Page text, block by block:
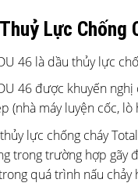
Lực Chống
46 là dầu thủy lực
46 được khuyến
(nhà máy luyện cốc,
lực chống cháy
trong trường hợp gãy
quá trình nấu chảy